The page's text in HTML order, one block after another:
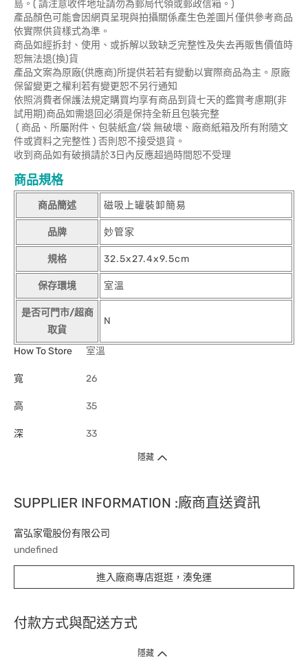
島。( 請注意收件地址請勿為郵局代領或郵政信箱。)
產品顏色可能會因網頁呈現與拍攝關係產生色差圖片僅供參考商品
依實際供貨樣式為準。
商品如經拆封、使用、或拆解以致缺乏完整性及失去再販售價值時
恕無法退(換)貨
產品文案為原廠(供應商)所提供若若有變動以實際商品為主。原廠
保留變更之權利若有變更恕不另行通知
依照消費者保護法規定購買均享有商品到貨七天的鑑賞考慮期(非
試用期)商品如需退回必須是保持全新且包裝完整
( 商品、所屬附件、包裝紙盒/袋 無破壞、廠商紙箱及所有附隨文
件或資料之完整性 ) 否則恕不接受退貨。
收到商品如有破損請於3日內反應超過時間恕不受理
商品規格
商品簡述 磁吸上罐裝卸簡易
品牌 妙管家
規格 32.5x27.4x9.5cm
保存環境 室溫
是否可門市/超商
取貨
N
How To Store 室溫
寬 26
高 35
深 33
隱藏
SUPPLIER INFORMATION :廠商直送資訊
富弘家電股份有限公司
undefined
進入廠商專店逛逛，湊免運
付款方式與配送方式
隱藏